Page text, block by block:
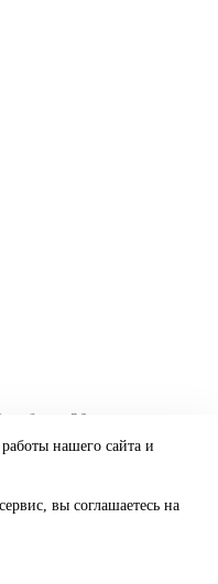
30
офертой
нашего сайта и
вы соглашаетесь на